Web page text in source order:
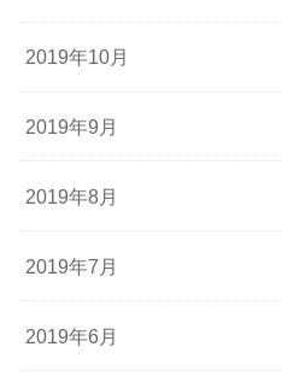
2019年10月
2019年9月
2019年8月
2019年7月
2019年6月